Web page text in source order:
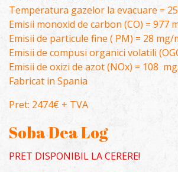
Temperatura gazelor la evacuare =
Emisii monoxid de carbon (CO) = 977
Emisii de particule fine ( PM) = 28 mg/
Emisii de compusi organici volatili
Emisii de oxizi de azot (NOx) = 108
Fabricat in Spania
Pret: 2474€ + TVA
Soba Dea Log
PRET DISPONIBIL LA CERERE!